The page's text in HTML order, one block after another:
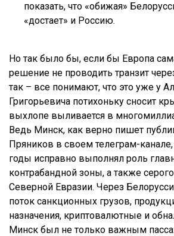
показать, что «обижая»
«достает» и Россию.
Но так было бы, если бы Европа
решение не проводить транзит
так – все понимают, что это уже у
Григорьевича потихоньку сносит
выхлопе выливается в
Ведь Минск, как верно пишет
Пряников в своем телеграм-
годы исправно выполнял роль
контрабандной зоны, а также
Северной Евразии. Через
поток санкционных грузов,
назначения, криптовалютные и
Минск был не только важным